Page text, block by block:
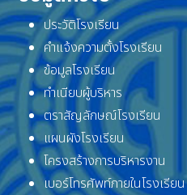
ประวัติโรงเรียน
คำแจ้งความตั้งโรงเรียน
ข้อมูลโรงเรียน
ทำเนียบผู้บริหาร
ตราสัญลักษณ์โรงเรียน
แผนผังโรงเรียน
โครงสร้างการบริหารงาน
เบอร์โทรศัพท์ภายในโรงเรียน